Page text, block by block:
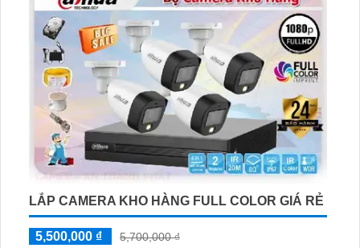
LẮP CAMERA KHO HÀNG FULL COLOR GIÁ RẺ
5,500,000 ₫ 5,700,000 ₫